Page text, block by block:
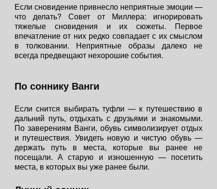
Если сновидение привнесло неприятные эмоции —
что делать? Совет от Миллера: игнорировать
тяжелые сновидения и их сюжеты. Первое
впечатление от них редко совпадает с их смыслом
в толковании. Неприятные образы далеко не
всегда предвещают нехорошие события.
По соннику Ванги
Если снится выбирать туфли — к путешествию в
дальний путь, отдыхать с друзьями и знакомыми.
По заверениям Ванги, обувь символизирует отдых
и путешествия. Увидеть новую и чистую обувь —
держать путь в места, которые вы ранее не
посещали. А старую и изношенную — посетить
места, в которых вы уже ранее были.